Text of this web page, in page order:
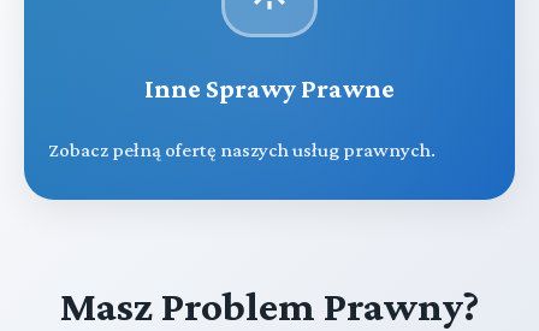
Inne Sprawy Prawne
Zobacz pełną ofertę naszych usług prawnych.
Masz Problem Prawny?